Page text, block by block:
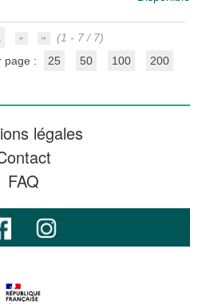
(1 - 7 / 7)
page :
25 50 100 200
légales
FAQ